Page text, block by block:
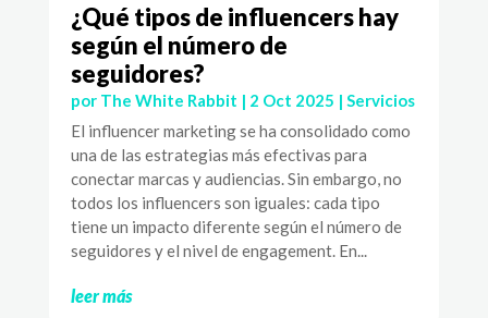
¿Qué tipos de influencers hay
según el número de
seguidores?
por The White Rabbit | 2 Oct 2025 | Servicios
El influencer marketing se ha consolidado como
una de las estrategias más efectivas para
conectar marcas y audiencias. Sin embargo, no
todos los influencers son iguales: cada tipo
tiene un impacto diferente según el número de
seguidores y el nivel de engagement. En...
leer más